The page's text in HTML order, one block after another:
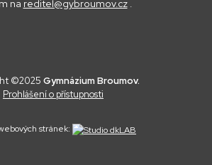
na reditel@gybroumov.cz.
stránek:
©2025 Gymnázium Broumov.
Prohlášení o přístupnosti